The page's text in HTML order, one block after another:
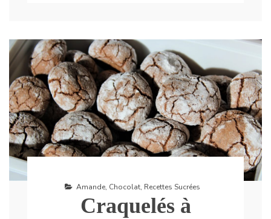
Amande, Chocolat, Recettes Sucrées
Craquelés à